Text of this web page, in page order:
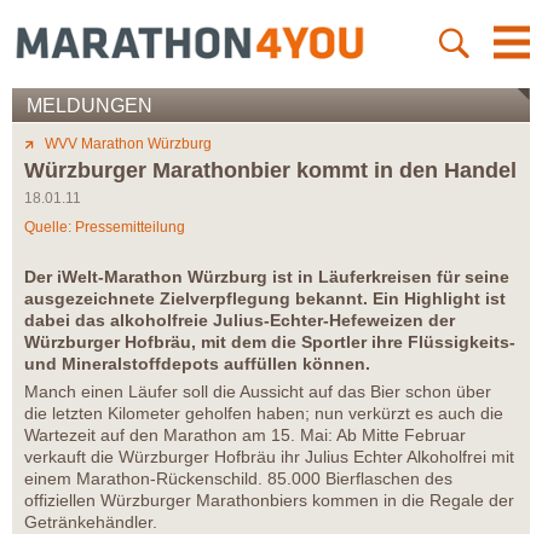
MELDUNGEN
WVV Marathon Würzburg
Würzburger Marathonbier kommt in den Handel
18.01.11
Quelle: Pressemitteilung
Der iWelt-Marathon Würzburg ist in Läuferkreisen für seine
ausgezeichnete Zielverpflegung bekannt. Ein Highlight ist
dabei das alkoholfreie Julius-Echter-Hefeweizen der
Würzburger Hofbräu, mit dem die Sportler ihre Flüssigkeits-
und Mineralstoffdepots auffüllen können.
Manch einen Läufer soll die Aussicht auf das Bier schon über
die letzten Kilometer geholfen haben; nun verkürzt es auch die
Wartezeit auf den Marathon am 15. Mai: Ab Mitte Februar
verkauft die Würzburger Hofbräu ihr Julius Echter Alkoholfrei mit
einem Marathon-Rückenschild. 85.000 Bierflaschen des
offiziellen Würzburger Marathonbiers kommen in die Regale der
Getränkehändler.